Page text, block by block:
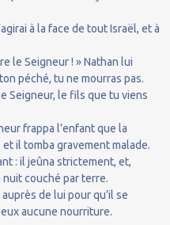
à la face de tout Israël, et à
le Seigneur ! » Nathan lui
péché, tu ne mourras pas.
Seigneur, le fils que tu viens
frappa l’enfant que la
et il tomba gravement malade.
: il jeûna strictement, et,
couché par terre.
de lui pour qu’il se
aucune nourriture.